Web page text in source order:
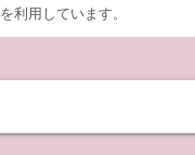
道の駅 茨
道の駅 群
道の駅 栃
利用しています。